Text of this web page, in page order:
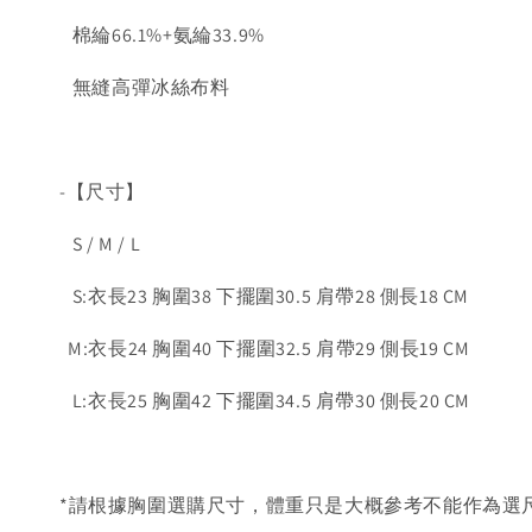
棉綸66.1%+氨綸33.9%
無縫高彈冰絲布料
-【尺寸】
S / M / L
S:衣長23 胸圍38 下擺圍30.5 肩帶28 側長18 CM
M:衣長24 胸圍40 下擺圍32.5 肩帶29 側長19 CM
L:衣長25 胸圍42 下擺圍34.5 肩帶30 側長20 CM
*請根據胸圍選購尺寸，體重只是大概參考不能作為選